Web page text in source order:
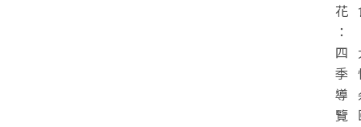
花
：
四
季
導
覽